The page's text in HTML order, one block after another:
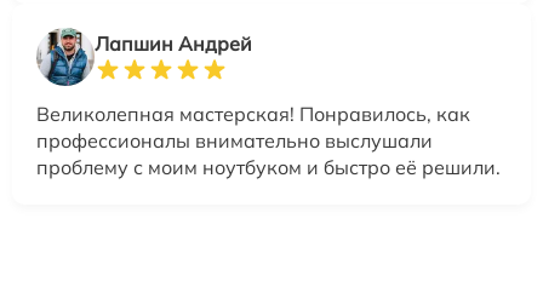
Лапшин Андрей
Великолепная мастерская! Понравилось, как
профессионалы внимательно выслушали
проблему с моим ноутбуком и быстро её решили.